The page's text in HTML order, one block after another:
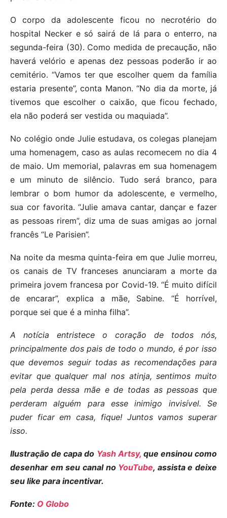
O corpo da adolescente ficou no necrotério do
hospital Necker e só sairá de lá para o enterro, na
segunda-feira (30). Como medida de precaução, não
haverá velório e apenas dez pessoas poderão ir ao
cemitério. “Vamos ter que escolher quem da família
estaria presente”, conta Manon. “No dia da morte, já
tivemos que escolher o caixão, que ficou fechado,
ela não poderá ser vestida ou maquiada”.
No colégio onde Julie estudava, os colegas planejam
uma homenagem, caso as aulas recomecem no dia 4
de maio. Um memorial, palavras em sua homenagem
e um minuto de silêncio. Tudo será branco, para
lembrar o bom humor da adolescente, e vermelho,
sua cor favorita. “Julie amava cantar, dançar e fazer
as pessoas rirem”, diz uma de suas amigas ao jornal
francês “Le Parisien”.
Na noite da mesma quinta-feira em que Julie morreu,
os canais de TV franceses anunciaram a morte da
primeira jovem francesa por Covid-19. “É muito difícil
de encarar”, explica a mãe, Sabine. “É horrível,
porque sei que é a minha filha”.
A notícia entristece o coração de todos nós,
principalmente dos pais de todo o mundo, é por isso
que devemos seguir todas as recomendações para
evitar que qualquer mal nos atinja, sentimos muito
pela perda dessa mãe e de todas as pessoas que
perderam alguém para esse inimigo invisível. Se
puder ficar em casa, fique! Juntos vamos superar
isso.
Ilustração de capa do Yash Artsy, que ensinou como
desenhar em seu canal no YouTube, assista e deixe
seu like para incentivar.
Fonte: O Globo